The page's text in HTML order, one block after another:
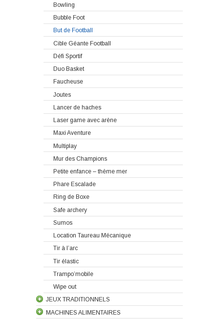
Bowling
Bubble Foot
But de Football
Cible Géante Football
Défi Sportif
Duo Basket
Faucheuse
Joutes
Lancer de haches
Laser game avec arène
Maxi Aventure
Multiplay
Mur des Champions
Petite enfance – thème mer
Phare Escalade
Ring de Boxe
Safe archery
Sumos
Location Taureau Mécanique
Tir à l’arc
Tir élastic
Trampo’mobile
Wipe out
JEUX TRADITIONNELS
MACHINES ALIMENTAIRES